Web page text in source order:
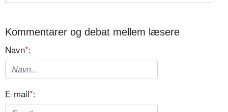
Kommentarer og debat mellem læsere
Navn*:
E-mail*: